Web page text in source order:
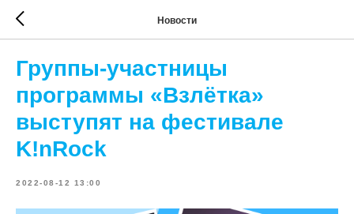
Новости
Группы-участницы
программы «Взлётка»
выступят на фестивале
K!nRock
2022-08-12 13:00